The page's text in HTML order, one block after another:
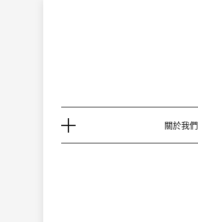
關於我們